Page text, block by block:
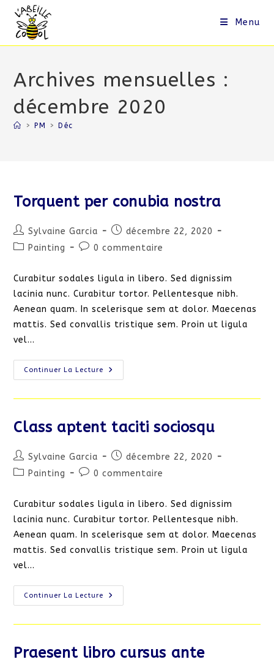
Skip
content
Menu
Archives mensuelles :
décembre 2020
> PM > Déc
Torquent per conubia nostra
Auteur/autrice
de
Sylvaine Garcia
Publication
publiée :
décembre 22, 2020
PostPainting
Commentaires
la
publication :
0 commentaire
Curabitur sodales ligula in libero. Sed dignissim
lacinia nunc. Curabitur tortor. Pellentesque nibh.
Aenean quam. In scelerisque sem at dolor. Maecenas
mattis. Sed convallis tristique sem. Proin ut ligula
vel…
Continuer La Lecture
Torquent
Per
Class aptent taciti sociosqu
Auteur/autrice
de
Sylvaine Garcia
Publication
publiée :
décembre 22, 2020
PostPainting
Commentaires
la
publication :
0 commentaire
Curabitur sodales ligula in libero. Sed dignissim
lacinia nunc. Curabitur tortor. Pellentesque nibh.
Aenean quam. In scelerisque sem at dolor. Maecenas
mattis. Sed convallis tristique sem. Proin ut ligula
vel…
Continuer La Lecture
Class
Aptent
Praesent libro cursus ante